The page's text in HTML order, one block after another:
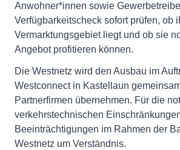
Anwohner*innen sowie
Verfügbarkeitscheck sofort prüfen, ob
Vermarktungsgebiet liegt und ob sie
Angebot profitieren können.
Die Westnetz wird den Ausbau im
Westconnect in Kastellaun
Partnerfirmen übernehmen. Für die
verkehrstechnischen
Beeinträchtigungen im Rahmen der
Westnetz um Verständnis.